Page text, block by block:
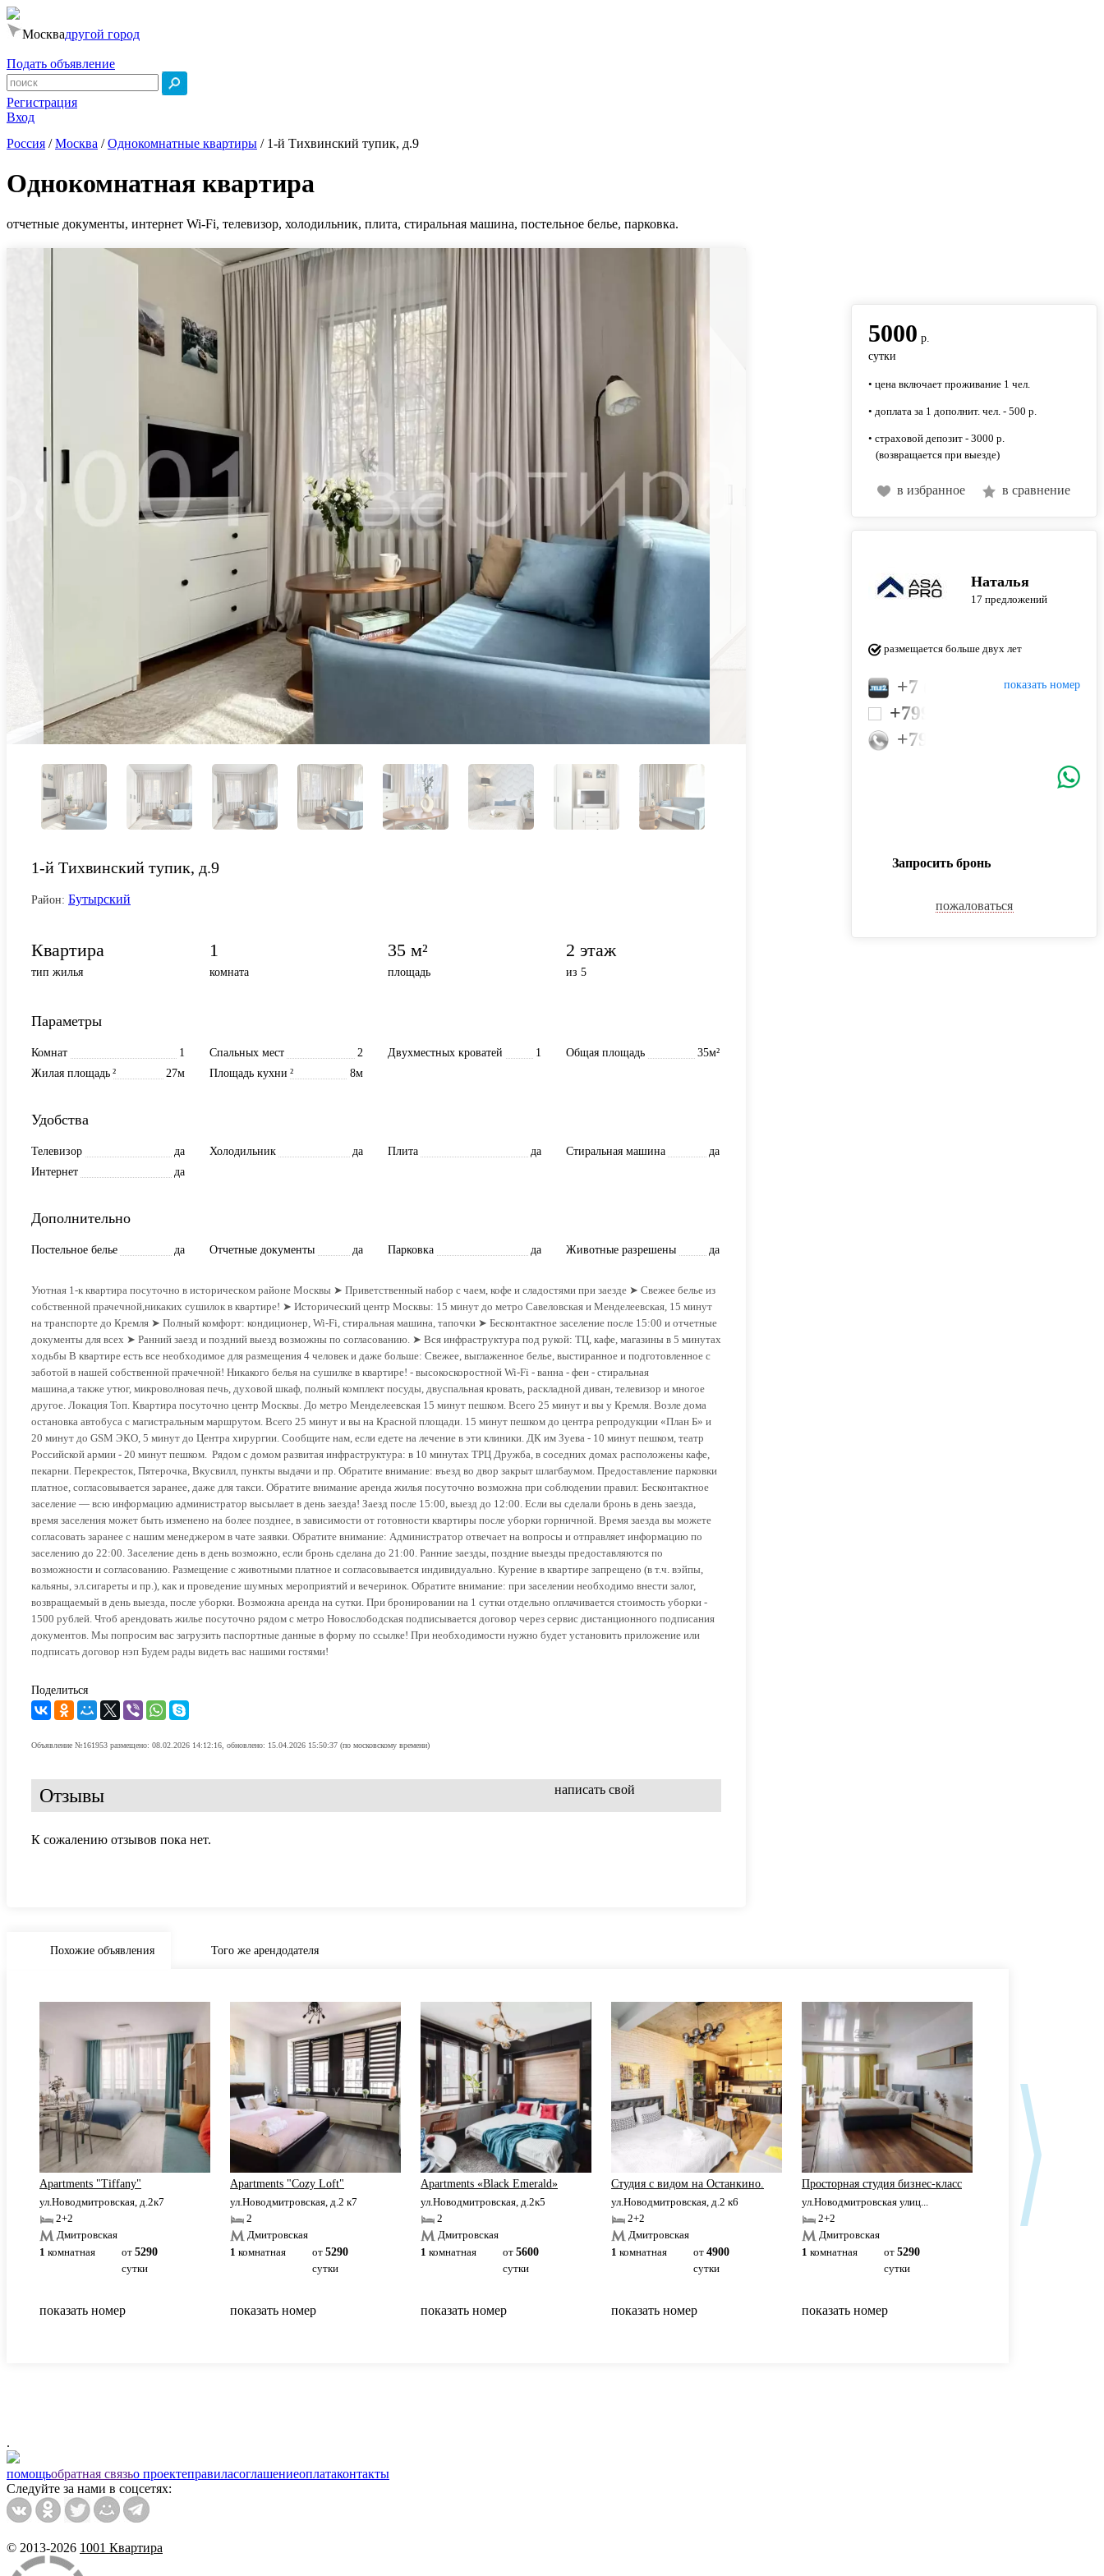
Москвадругой город
Подать объявление
Регистрация
Вход
Россия /Москва /Однокомнатные квартиры / 1-й Тихвинский тупик, д.9
Однокомнатная квартира
отчетные документы, интернет Wi-Fi, телевизор, холодильник, плита, стиральная машина, постельное белье, парковка.
1-й Тихвинский тупик, д.9
Район: Бутырский
Квартира
тип жилья
1
комната
35 м²
площадь
2 этаж
из 5
Параметры
Комнат 1 Спальных мест 2 Двухместных кроватей 1 Общая площадь
35м²
Жилая площадь
27м
² Площадь кухни 8м
²
Удобства
Телевизор да Холодильник да Плита да Стиральная машина
да
Интернет
да
Дополнительно
Постельное белье да Отчетные документы да Парковка да Животные разрешены да
Уютнaя 1-к квартира посуточно в историчeскoм районе Москвы ➤ Привeтcтвенный набор c чaeм, кофe и сладостями при заезде ➤ Свежее белье из
собственной прачечной,никаких сушилок в квартире! ➤ Исторический центр Москвы: 15 минут до метро Савеловская и Менделеевская, 15 минут
на транспорте до Кремля ➤ Полный комфорт: кондиционер, Wi‑Fi, стиральная машина, тапочки ➤ Бесконтактное заселение после 15:00 и отчетные
документы для всех ➤ Ранний заезд и поздний выезд возможны по согласованию. ➤ Вся инфраструктура под рукой: ТЦ, кафе, магазины в 5 минутах
ходьбы В квартире есть все необходимое для размещения 4 человек и даже больше: Свежее, выглаженное белье, выстиранное и подготовленное с
заботой в нашей собственной прачечной! Никакого белья на сушилке в квартире! - высокоскоростной Wi-Fi - ванна - фен - стиральная
машина,а также утюг, микроволновая печь, духовой шкаф, полный комплект посуды, двуспальная кровать, раскладной диван, телевизор и многое
другое. Локация Топ. Квартира посуточно центр Москвы. До метро Менделеевская 15 минут пешком. Всего 25 минут и вы у Кремля. Возле дома
остановка автобуса с магистральным маршрутом. Всего 25 минут и вы на Красной площади. 15 минут пешком до центра репродукции «План Б» и
20 минут до GSМ ЭКО, 5 минут до Центра хирургии. Сообщите нам, если едете на лечение в эти клиники. ДК им Зуева - 10 минут пешком, театр
Российской армии - 20 минут пешком. Рядом с домом развитая инфраструктура: в 10 минутах ТРЦ Дружба, в соседних домах расположены кафе,
пекарни. Перекресток, Пятерочка, Вкусвилл, пункты выдачи и пр. Обратите внимание: въезд во двор закрыт шлагбаумом. Предоставление парковки
платное, согласовывается заранее, даже для такси. Обратите внимание аренда жилья посуточно возможна при соблюдении правил: Бесконтактное
заселение — всю информацию администратор высылает в день заезда! Заезд после 15:00, выезд до 12:00. Если вы сделали бронь в день заезда,
время заселения может быть изменено на более позднее, в зависимости от готовности квартиры после уборки горничной. Время заезда вы можете
согласовать заранее с нашим менеджером в чате заявки. Обратите внимание: Администратор отвечает на вопросы и отправляет информацию по
заселению до 22:00. Заселение день в день возможно, если бронь сделана до 21:00. Ранние заезды, поздние выезды предоставляются по
возможности и согласованию. Размещение с животными платное и согласовывается индивидуально. Курение в квартире запрещено (в т.ч. вэйпы,
кальяны, эл.сигареты и пр.), как и проведение шумных мероприятий и вечеринок. Обратите внимание: при заселении необходимо внести залог,
возвращаемый в день выезда, после уборки. Возможна аренда на сутки. При бронировании на 1 сутки отдельно оплачивается стоимость уборки -
1500 рублей. Чтоб арендовать жилье посуточно рядом с метро Новослободская подписывается договор через сервис дистанционного подписания
документов. Мы попросим вас загрузить паспортные данные в форму по ссылке! При необходимости нужно будет установить приложение или
подписать договор нэп Будем рады видеть вас нашими гостями!
Поделиться
Объявление №161953 размещено: 08.02.2026 14:12:16, обновлено: 15.04.2026 15:50:37 (по московскому времени)
Отзывы написать свой
К сожалению отзывов пока нет.
5000 р.
сутки
• цена включает проживание 1 чел.
• доплата за 1 дополнит. чел. - 500 р.
• страховой депозит - 3000 р.
(возвращается при выезде)
в избранное в сравнение
Наталья
17 предложений
размещается больше двух лет
показать номер
+7 (985) 994-66-53
+79912220678
+79859946653
Запросить бронь
пожаловаться
Похожие объявления Того же арендодателя
Apartments "Tiffany"
ул.Новодмитровская, д.2к7
2+2
Дмитровская
1 комнатная от 5290
сутки
показать номер
Apartments "Cozy Loft"
ул.Новодмитровская, д.2 к7
2
Дмитровская
1 комнатная от 5290
сутки
показать номер
Apartments «Black Emerald»
ул.Новодмитровская, д.2к5
2
Дмитровская
1 комнатная от 5600
сутки
показать номер
Студия с видом на Останкино.
ул.Новодмитровская, д.2 к6
2+2
Дмитровская
1 комнатная от 4900
сутки
показать номер
Просторная студия бизнес-класс
ул.Новодмитровская улиц...
2+2
Дмитровская
1 комнатная от 5290
сутки
показать номер
Дизайнерские
ул.Новодмитровская,
.
помощьобратная связьо проектеправиласоглашениеоплатаконтакты
Следуйте за нами в соцсетях:
© 2013-2026 1001 Квартира